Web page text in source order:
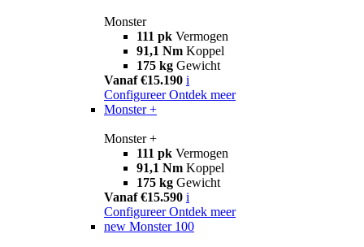
Monster
111 pk Vermogen
91,1 Nm Koppel
175 kg Gewicht
Vanaf €15.190 i
Configureer Ontdek meer
Monster +
Monster +
111 pk Vermogen
91,1 Nm Koppel
175 kg Gewicht
Vanaf €15.590 i
Configureer Ontdek meer
new Monster 100